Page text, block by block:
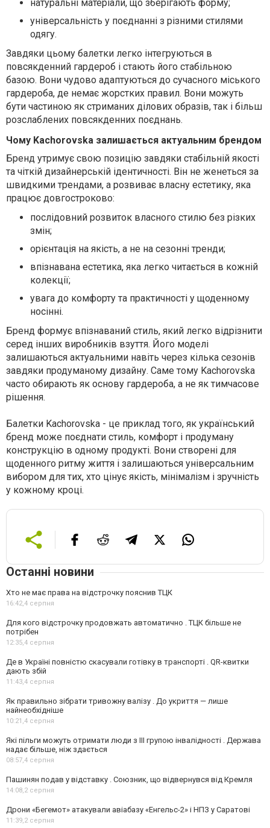
натуральні матеріали, що зберігають форму;
універсальність у поєднанні з різними стилями
одягу.
Завдяки цьому балетки легко інтегруються в
повсякденний гардероб і стають його стабільною
базою. Вони чудово адаптуються до сучасного міського
гардероба, де немає жорстких правил. Вони можуть
бути частиною як стриманих ділових образів, так і більш
розслаблених повсякденних поєднань.
Чому Kachorovska залишається актуальним брендом
Бренд утримує свою позицію завдяки стабільній якості
та чіткій дизайнерській ідентичності. Він не женеться за
швидкими трендами, а розвиває власну естетику, яка
працює довгостроково:
послідовний розвиток власного стилю без різких
змін;
орієнтація на якість, а не на сезонні тренди;
впізнавана естетика, яка легко читається в кожній
колекції;
увага до комфорту та практичності у щоденному
носінні.
Бренд формує впізнаваний стиль, який легко відрізнити
серед інших виробників взуття. Його моделі
залишаються актуальними навіть через кілька сезонів
завдяки продуманому дизайну. Саме тому Kachorovska
часто обирають як основу гардероба, а не як тимчасове
рішення.
Балетки Kachorovska - це приклад того, як український
бренд може поєднати стиль, комфорт і продуману
конструкцію в одному продукті. Вони створені для
щоденного ритму життя і залишаються універсальним
вибором для тих, хто цінує якість, мінімалізм і зручність
у кожному кроці.
Останні новини
Хто не має права на відстрочку пояснив ТЦК
16:42,4 серпня
Для кого відстрочку продовжать автоматично . ТЦК більше не
потрібен
12:35,4 серпня
Де в Україні повністю скасували готівку в транспорті . QR-квитки
дають збій
11:43,4 серпня
Як правильно зібрати тривожну валізу . До укриття — лише
найнеобхідніше
10:21,4 серпня
Які пільги можуть отримати люди з III групою інвалідності . Держава
надає більше, ніж здається
08:57,4 серпня
Пашинян подав у відставку . Союзник, що відвернувся від Кремля
14:08,2 серпня
Дрони «Бегемот» атакували авіабазу «Енгельс-2» і НПЗ у Саратові
11:39,2 серпня